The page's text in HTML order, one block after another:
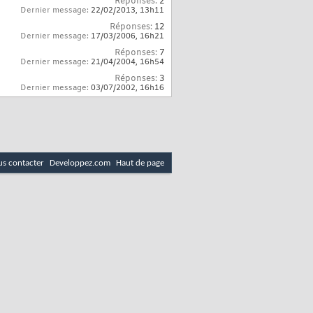
Dernier message: 22/02/2013, 13h11
Réponses: 12
Dernier message: 17/03/2006, 16h21
Réponses: 7
Dernier message: 21/04/2004, 16h54
Réponses: 3
Dernier message: 03/07/2002, 16h16
contacter Developpez.com Haut de page